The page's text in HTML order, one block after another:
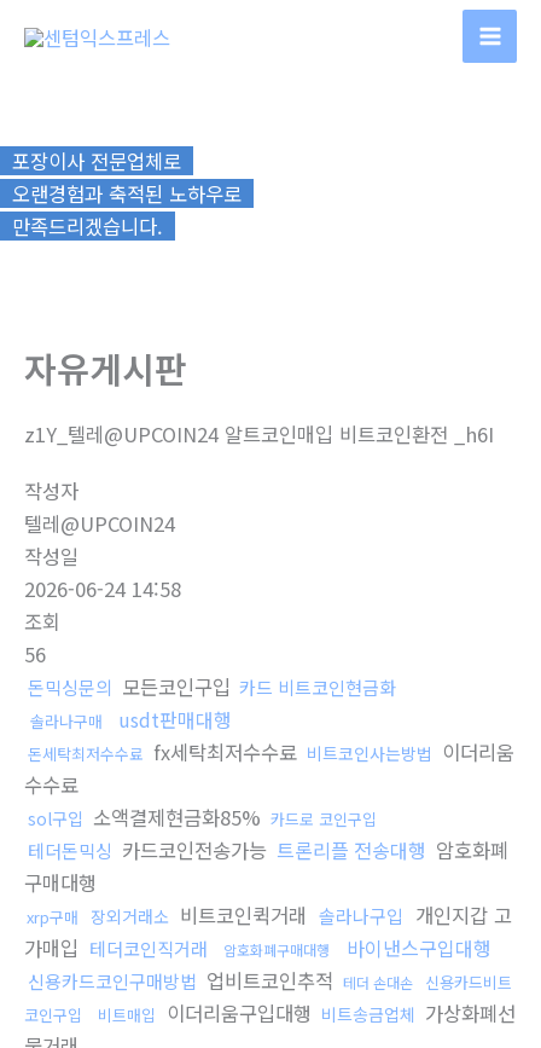
건
너
뛰
기
포장이사 전문업체로
오랜경험과 축적된 노하우로
만족드리겠습니다.
자유게시판
z1Y_텔레@UPCOIN24 알트코인매입 비트코인환전 _h6I
작성자
텔레@UPCOIN24
작성일
2026-06-24 14:58
조회
56
돈믹싱문의 모든코인구입 카드 비트코인현금화
솔라나구매 usdt판매대행
돈세탁최저수수료 fx세탁최저수수료 비트코인사는방법 이더리움
수수료
sol구입 소액결제현금화85% 카드로 코인구입
테더돈믹싱 카드코인전송가능 트론리플 전송대행 암호화폐
구매대행
xrp구매 장외거래소 비트코인퀵거래 솔라나구입
개인지갑 고
가매입 테더코인직거래 암호화폐구매대행 바이낸스구입대행
신용카드코인구매방법 업비트코인추적 테더 손대손
신용카드비트
코인구입
비트매입 이더리움구입대행 비트송금업체 가상화폐선